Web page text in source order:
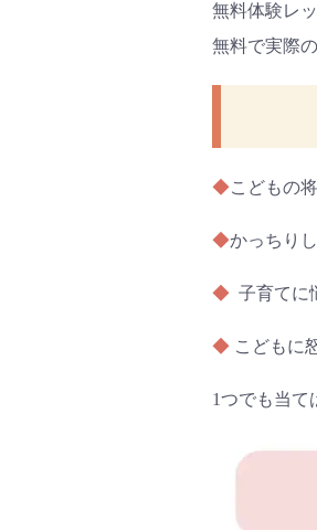
無料体験レ
無料で実際
◆こどもの
◆かっちり
◆ 子育てに
◆ こどもに
1つでも当て